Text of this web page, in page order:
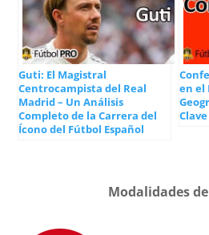
Guti: El Magistral
Centrocampista del Real
Madrid – Un Análisis
Completo de la Carrera del
Ícono del Fútbol Español
en el
Clave
Modalidades